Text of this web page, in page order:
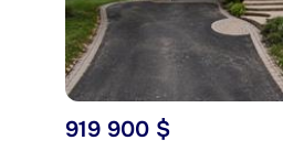
919 900 $